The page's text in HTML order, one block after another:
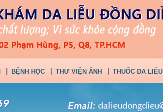
BỆNH HỌC THƯ VIỆN ẢNH THUỐC DA LIỄU